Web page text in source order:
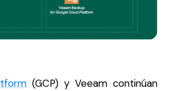
(GCP) y Veeam continúan